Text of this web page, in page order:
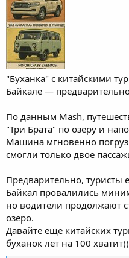
"Буханка" с китайскими
Байкале —
По данным Mash,
"Три Брата" по озеру и
Машина мгновенно
смогли только двое
Предварительно, туристы
Байкал провалились
но водители продолжают
озеро.
Давайте еще китайских
буханок лет на 100